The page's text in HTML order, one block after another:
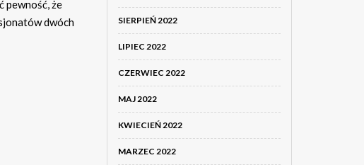
pewność, że
dwóch
SIERPIEŃ 2022
LIPIEC 2022
CZERWIEC 2022
MAJ 2022
KWIECIEŃ 2022
MARZEC 2022